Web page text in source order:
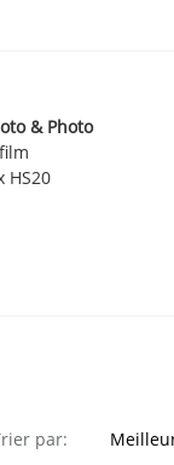
& Photo
HS20
par: